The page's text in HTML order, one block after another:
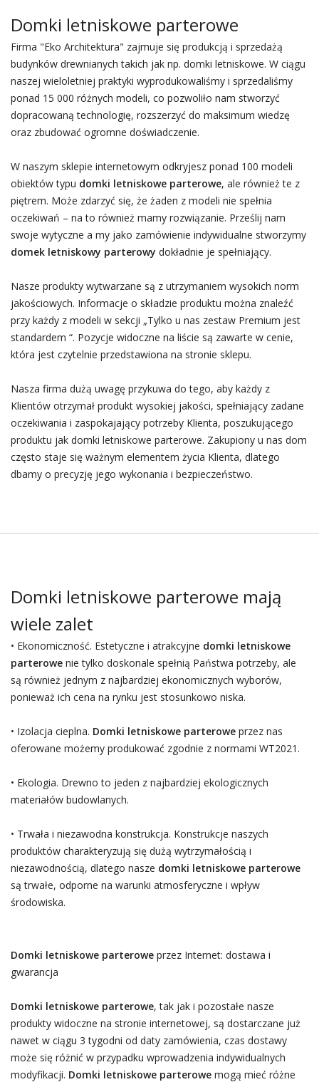
Domki letniskowe parterowe
Firma "Eko Architektura" zajmuje się produkcją i sprzedażą
budynków drewnianych takich jak np. domki letniskowe. W ciągu
naszej wieloletniej praktyki wyprodukowaliśmy i sprzedaliśmy
ponad 15 000 różnych modeli, co pozwoliło nam stworzyć
dopracowaną technologię, rozszerzyć do maksimum wiedzę
oraz zbudować ogromne doświadczenie.
W naszym sklepie internetowym odkryjesz ponad 100 modeli
obiektów typu domki letniskowe parterowe, ale również te z
piętrem. Może zdarzyć się, że żaden z modeli nie spełnia
oczekiwań – na to również mamy rozwiązanie. Prześlij nam
swoje wytyczne a my jako zamówienie indywidualne stworzymy
domek letniskowy parterowy dokładnie je spełniający.
Nasze produkty wytwarzane są z utrzymaniem wysokich norm
jakościowych. Informacje o składzie produktu można znaleźć
przy każdy z modeli w sekcji „Tylko u nas zestaw Premium jest
standardem “. Pozycje widoczne na liście są zawarte w cenie,
która jest czytelnie przedstawiona na stronie sklepu.
Nasza firma dużą uwagę przykuwa do tego, aby każdy z
Klientów otrzymał produkt wysokiej jakości, spełniający zadane
oczekiwania i zaspokajający potrzeby Klienta, poszukującego
produktu jak domki letniskowe parterowe. Zakupiony u nas dom
często staje się ważnym elementem życia Klienta, dlatego
dbamy o precyzję jego wykonania i bezpieczeństwo.
Domki letniskowe parterowe mają
wiele zalet
• Ekonomiczność. Estetyczne i atrakcyjne domki letniskowe
parterowenie tylko doskonale spełnią Państwa potrzeby, ale
są również jednym z najbardziej ekonomicznych wyborów,
ponieważ ich cena na rynku jest stosunkowo niska.
• Izolacja cieplna. Domki letniskowe parteroweprzez nas
oferowane możemy produkować zgodnie z normami WT2021.
• Ekologia. Drewno to jeden z najbardziej ekologicznych
materiałów budowlanych.
• Trwała i niezawodna konstrukcja. Konstrukcje naszych
produktów charakteryzują się dużą wytrzymałością i
niezawodnością, dlatego nasze domki letniskowe parterowe
są trwałe, odporne na warunki atmosferyczne i wpływ
środowiska.
Domki letniskowe parteroweprzez Internet: dostawa i
gwarancja
Domki letniskowe parterowe, tak jak i pozostałe nasze
produkty widoczne na stronie internetowej, są dostarczane już
nawet w ciągu 3 tygodni od daty zamówienia, czas dostawy
może się różnić w przypadku wprowadzenia indywidualnych
modyfikacji. Domki letniskowe parterowe mogą mieć różne